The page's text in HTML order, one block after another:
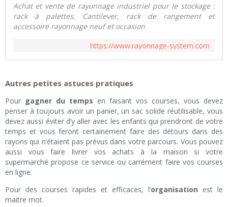
Achat et vente de rayonnage industriel pour le stockage :
rack à palettes, Cantilever, rack de rangement et
accessoire rayonnage neuf et occasion
https://www.rayonnage-system.com
Autres petites astuces pratiques
Pour gagner du temps en faisant vos courses, vous devez
penser à toujours avoir un panier, un sac solide réutilisable, vous
devez aussi éviter d’y aller avec les enfants qui prendront de votre
temps et vous feront certainement faire des détours dans des
rayons qui n’étaient pas prévus dans votre parcours. Vous pouvez
aussi vous faire livrer vos achats à la maison si votre
supermarché propose ce service ou carrément faire vos courses
en ligne.
Pour des courses rapides et efficaces, l’organisation est le
maitre mot.